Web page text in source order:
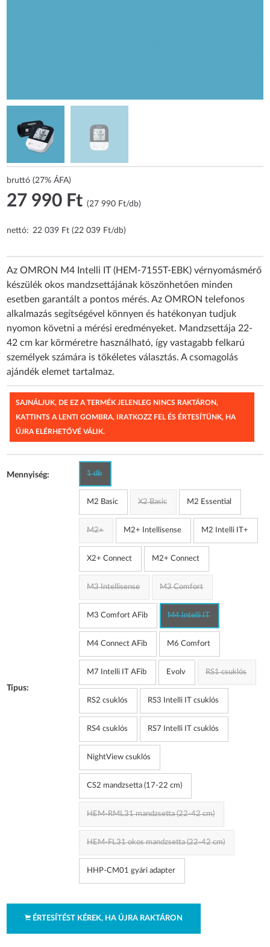
bruttó (27% ÁFA)
27 990 Ft(27 990 Ft/db)
nettó: 22 039 Ft (22 039 Ft/db)
Az OMRON M4 Intelli IT (HEM-7155T-EBK) vérnyomásmérő
készülék okos mandzsettájának köszönhetően minden
esetben garantált a pontos mérés. Az OMRON telefonos
alkalmazás segítségével könnyen és hatékonyan tudjuk
nyomon követni a mérési eredményeket. Mandzsettája 22-
42 cm kar körméretre használható, így vastagabb felkarú
személyek számára is tökéletes választás. A csomagolás
ajándék elemet tartalmaz.
SAJNÁLJUK, DE EZ A TERMÉK JELENLEG NINCS RAKTÁRON,
KATTINTS A LENTI GOMBRA, IRATKOZZ FEL ÉS ÉRTESÍTÜNK, HA
ÚJRA ELÉRHETŐVÉ VÁLIK.
Mennyiség: 1 db
Típus:
M2 Basic X2 Basic M2 Essential
M2+ M2+ Intellisense M2 Intelli IT+
X2+ Connect M2+ Connect
M3 Intellisense M3 Comfort
M3 Comfort AFib M4 Intelli IT
M4 Connect AFib M6 Comfort
M7 Intelli IT AFib Evolv RS1 csuklós
RS2 csuklós RS3 Intelli IT csuklós
RS4 csuklós RS7 Intelli IT csuklós
NightView csuklós
CS2 mandzsetta (17-22 cm)
HEM-RML31 mandzsetta (22-42 cm)
HEM-FL31 okos mandzsetta (22-42 cm)
HHP-CM01 gyári adapter
ÉRTESÍTÉST KÉREK, HA ÚJRA RAKTÁRON